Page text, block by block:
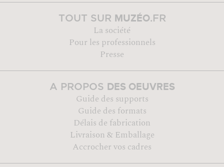
TOUT SUR MUZÉO.FR
La société
Pour les professionnels
Presse
A PROPOS DES OEUVRES
Guide des supports
Guide des formats
Délais de fabrication
Livraison & Emballage
Accrocher vos cadres